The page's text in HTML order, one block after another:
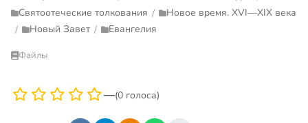
Святоотеческие толкования /
Новое время. XVI—XIX века
/
Новый Завет / Евангелия
Файлы
—(0 голоса)